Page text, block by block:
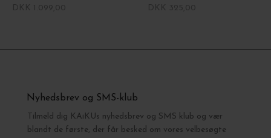
Nyhedsbrev og SMS-klub
Tilmeld dig KAiKUs nyhedsbrev og SMS klub og vær
blandt de første, der får besked om vores velbesøgte